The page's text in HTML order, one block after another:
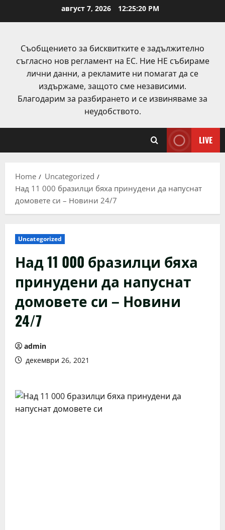
август 7, 2026 12:25:21 PM
Съобщението за бисквитките е задължително
съгласно нов регламент на ЕС. Ние НЕ събираме
лични данни, а рекламите ни помагат да се
издържаме, защото сме независими.
Благодарим за разбирането и се извиняваме за
неудобството.
LIVE
Home
Uncategorized
Над 11 000 бразилци бяха принудени да напуснат
домовете си – Новини 24/7
Uncategorized
Над 11 000 бразилци бяха
принудени да напуснат
домовете си – Новини
24/7
admin
декември 26, 2021